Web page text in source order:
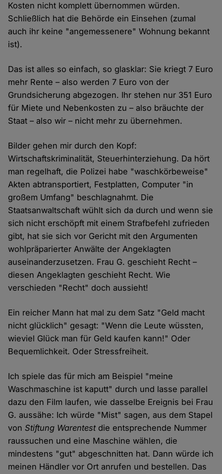
Kosten nicht komplett übernommen würden.
Schließlich hat die Behörde ein Einsehen (zumal
auch ihr keine "angemessenere" Wohnung bekannt
ist).
Das ist alles so einfach, so glasklar: Sie kriegt 7 Euro
mehr Rente – also werden 7 Euro von der
Grundsicherung abgezogen. Ihr stehen nur 351 Euro
für Miete und Nebenkosten zu – also bräuchte der
Staat – also wir – nicht mehr zu übernehmen.
Bilder gehen mir durch den Kopf:
Wirtschaftskriminalität, Steuerhinterziehung. Da hört
man regelhaft, die Polizei habe "waschkörbeweise"
Akten abtransportiert, Festplatten, Computer "in
großem Umfang" beschlagnahmt. Die
Staatsanwaltschaft wühlt sich da durch und wenn sie
sich nicht erschöpft mit einem Strafbefehl zufrieden
gibt, hat sie sich vor Gericht mit den Argumenten
wohlpräparierter Anwälte der Angeklagten
auseinanderzusetzen. Frau G. geschieht Recht –
diesen Angeklagten geschieht Recht. Wie
verschieden "Recht" doch aussieht!
Ein reicher Mann hat mal zu dem Satz "Geld macht
nicht glücklich" gesagt: "Wenn die Leute wüssten,
wieviel Glück man für Geld kaufen kann!" Oder
Bequemlichkeit. Oder Stressfreiheit.
Ich spiele das für mich am Beispiel "meine
Waschmaschine ist kaputt" durch und lasse parallel
dazu den Film laufen, wie dasselbe Ereignis bei Frau
G. aussähe: Ich würde "Mist" sagen, aus dem Stapel
vonStiftung Warentestdie entsprechende Nummer
raussuchen und eine Maschine wählen, die
mindestens "gut" abgeschnitten hat. Dann würde ich
meinen Händler vor Ort anrufen und bestellen. Das